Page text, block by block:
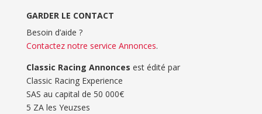
GARDER LE CONTACT
Besoin d’aide ?
Contactez notre service Annonces.
Classic Racing Annonces est édité par
Classic Racing Experience
SAS au capital de 50 000€
5 ZA les Yeuzses